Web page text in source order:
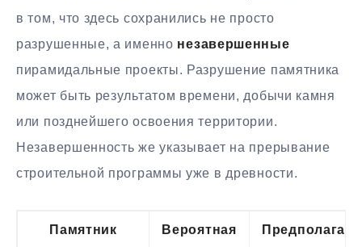
в том, что здесь сохранились не просто
разрушенные, а именно незавершенные
пирамидальные проекты. Разрушение памятника
может быть результатом времени, добычи камня
или позднейшего освоения территории.
Незавершенность же указывает на прерывание
строительной программы уже в древности.
Памятник
Вероятная